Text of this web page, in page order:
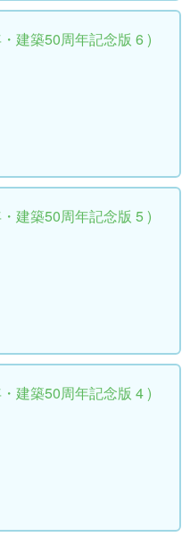
建築50周年記念版 6 )
建築50周年記念版 5 )
建築50周年記念版 4 )